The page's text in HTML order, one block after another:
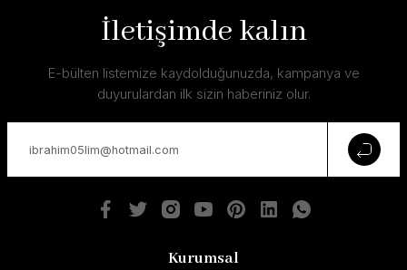
İletişimde kalın
E-bülten listemize kaydolduğunuzda, kampanya ve
duyurulardan ilk sizin haberiniz olur.
Kurumsal